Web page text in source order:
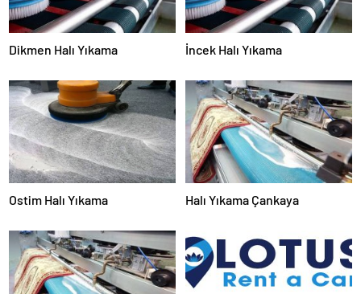
Dikmen Halı Yıkama İncek Halı Yıkama
Ostim Halı Yıkama Halı Yıkama Çankaya